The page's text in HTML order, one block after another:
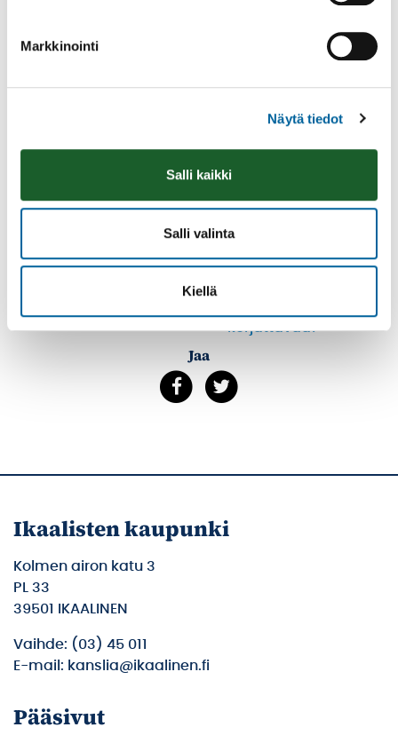
Markkinointi
Näytä tiedot
Salli kaikki
Salli valinta
Kiellä
Talo Rannalla kallioilla
korjattavaa?
Jaa
Ikaalisten kaupunki
Kolmen airon katu 3
PL 33
39501 IKAALINEN
Vaihde: (03) 45 011
E-mail: kanslia@ikaalinen.fi
Pääsivut